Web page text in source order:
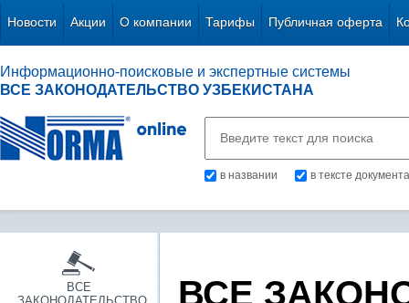
Новости Акции О компании Тарифы Публичная оферта
Информационно-поисковые и экспертные системы
ВСЕ ЗАКОНОДАТЕЛЬСТВО УЗБЕКИСТАНА
в названии в тексте документа
ВСЕ
ВСЕ